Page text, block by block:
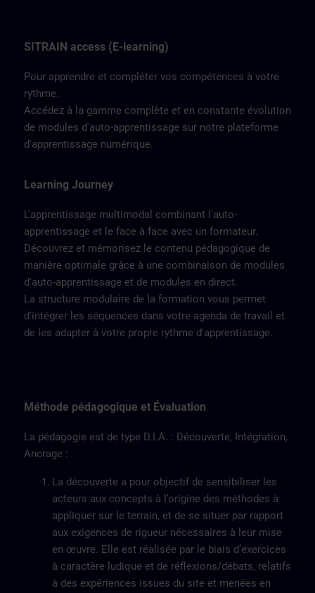
SITRAIN access (E-learning)
Pour apprendre et compléter vos compétences à votre
rythme.
Accédez à la gamme complète et en constante évolution
de modules d'auto-apprentissage sur notre plateforme
d'apprentissage numérique.
Learning Journey
L'apprentissage multimodal combinant l'auto-
apprentissage et le face à face avec un formateur.
Découvrez et mémorisez le contenu pédagogique de
manière optimale grâce à une combinaison de modules
d'auto-apprentissage et de modules en direct.
La structure modulaire de la formation vous permet
d'intégrer les séquences dans votre agenda de travail et
de les adapter à votre propre rythme d'apprentissage.
Méthode pédagogique et Évaluation
La pédagogie est de type D.I.A. : Découverte, Intégration,
Ancrage :
La découverte a pour objectif de sensibiliser les
acteurs aux concepts à l’origine des méthodes à
appliquer sur le terrain, et de se situer par rapport
aux exigences de rigueur nécessaires à leur mise
en œuvre. Elle est réalisée par le biais d’exercices
à caractère ludique et de réflexions/débats, relatifs
à des expériences issues du site et menées en